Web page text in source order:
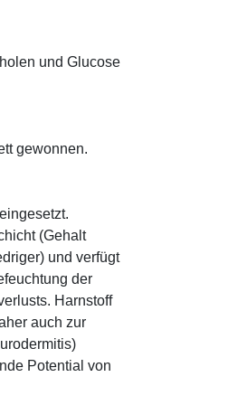
und Glucose
gewonnen.
(Gehalt
und verfügt
der
Harnstoff
auch zur
Potential von